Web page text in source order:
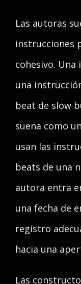
Las autoras
instrucciones
cohesivo. Una
una
beat de slow
suena como
usan las
beats de una
autora entra
una fecha de
registro
hacia una
Las